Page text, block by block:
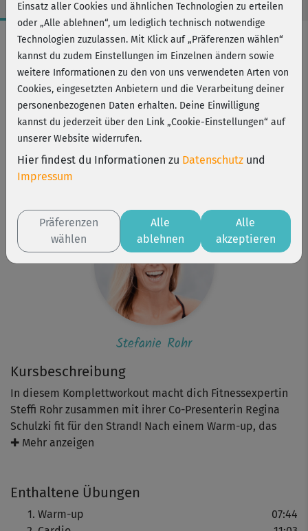
Kursbeschreibung
In diesem Komplettworkout macht dich Fitnessexpertin
Steffi Rohr zusammen mit ihrer Co-Presenterin Regina
Schulzki fit für den Strand! Nach einem Warm-up, das
deinen Body auf Betriebstemperatur bringt, legst du mit
Pomuskulatur sowie im Anschluss daran Bauch und
Rücken. Dabei zeigt dir Regina immer wieder leichtere
Varianten und Steffi das nächsthöhere Level, bei dem
✚ Mehr anzeigen
Enthaltene Übungen
Warm-up
07:44
Workout-Facts
mittelschwer
48 Min
330 kcal
Stefanie Rohr
Bikini-fit easy
Stefanie Rohr
Einsatz aller Cookies und ähnlichen Technologien zu erteilen
oder „Alle ablehnen“, um lediglich technisch notwendige
Technologien zuzulassen. Mit Klick auf „Präferenzen wählen“
kannst du zudem Einstellungen im Einzelnen ändern sowie
weitere Informationen zu den von uns verwendeten Arten von
Cookies, eingesetzten Anbietern und die Verarbeitung deiner
personenbezogenen Daten erhalten. Deine Einwilligung
kannst du jederzeit über den Link „Cookie-Einstellungen“ auf
unserer Website widerrufen.
Hier findest du Informationen zu Datenschutz und
Impressum
Präferenzen
wählen
Alle
ablehnen
Alle
akzeptieren